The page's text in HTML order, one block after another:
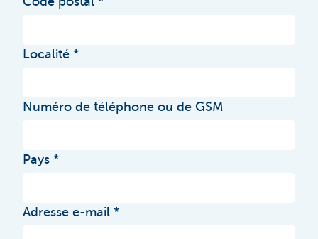
Localité
Numéro de téléphone ou de GSM
Pays
Adresse e-mail